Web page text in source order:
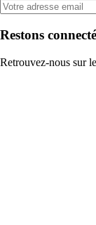
Restons
Retrouvez-nous sur